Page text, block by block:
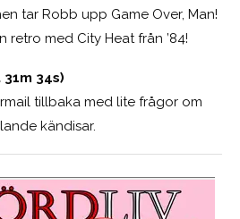
tar Robb upp Game Over, Man!
retro med City Heat från ’84!
31m 34s)
tillbaka med lite frågor om
kändisar.